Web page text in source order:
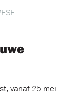
vanaf 25 mei